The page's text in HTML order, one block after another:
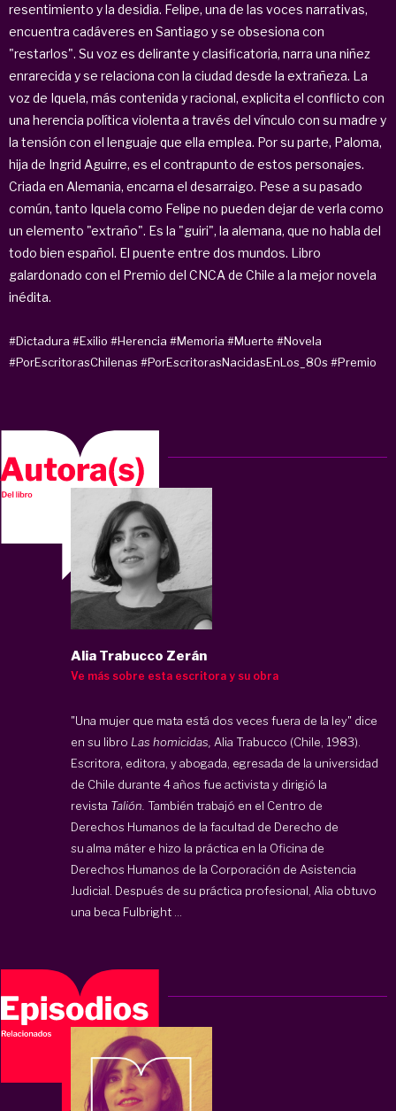
resentimiento y la desidia. Felipe, una de las voces narrativas,
encuentra cadáveres en Santiago y se obsesiona con
"restarlos". Su voz es delirante y clasificatoria, narra una niñez
enrarecida y se relaciona con la ciudad desde la extrañeza. La
voz de Iquela, más contenida y racional, explicita el conflicto con
una herencia política violenta a través del vínculo con su madre y
la tensión con el lenguaje que ella emplea. Por su parte, Paloma,
hija de Ingrid Aguirre, es el contrapunto de estos personajes.
Criada en Alemania, encarna el desarraigo. Pese a su pasado
común, tanto Iquela como Felipe no pueden dejar de verla como
un elemento "extraño". Es la "guiri", la alemana, que no habla del
todo bien español. El puente entre dos mundos. Libro
galardonado con el Premio del CNCA de Chile a la mejor novela
inédita.
#Dictadura #Exilio #Herencia #Memoria #Muerte #Novela
#PorEscritorasChilenas #PorEscritorasNacidasEnLos_80s #Premio
Alia Trabucco Zerán
Ve más sobre esta escritora y su obra
"Una mujer que mata está dos veces fuera de la ley" dice
en su libro Las homicidas, Alia Trabucco (Chile, 1983).
Escritora, editora, y abogada, egresada de la universidad
de Chile durante 4 años fue activista y dirigió la
revista Talión. También trabajó en el Centro de
Derechos Humanos de la facultad de Derecho de
su alma máter e hizo la práctica en la Oficina de
Derechos Humanos de la Corporación de Asistencia
Judicial. Después de su práctica profesional, Alia obtuvo
una beca Fulbright ...